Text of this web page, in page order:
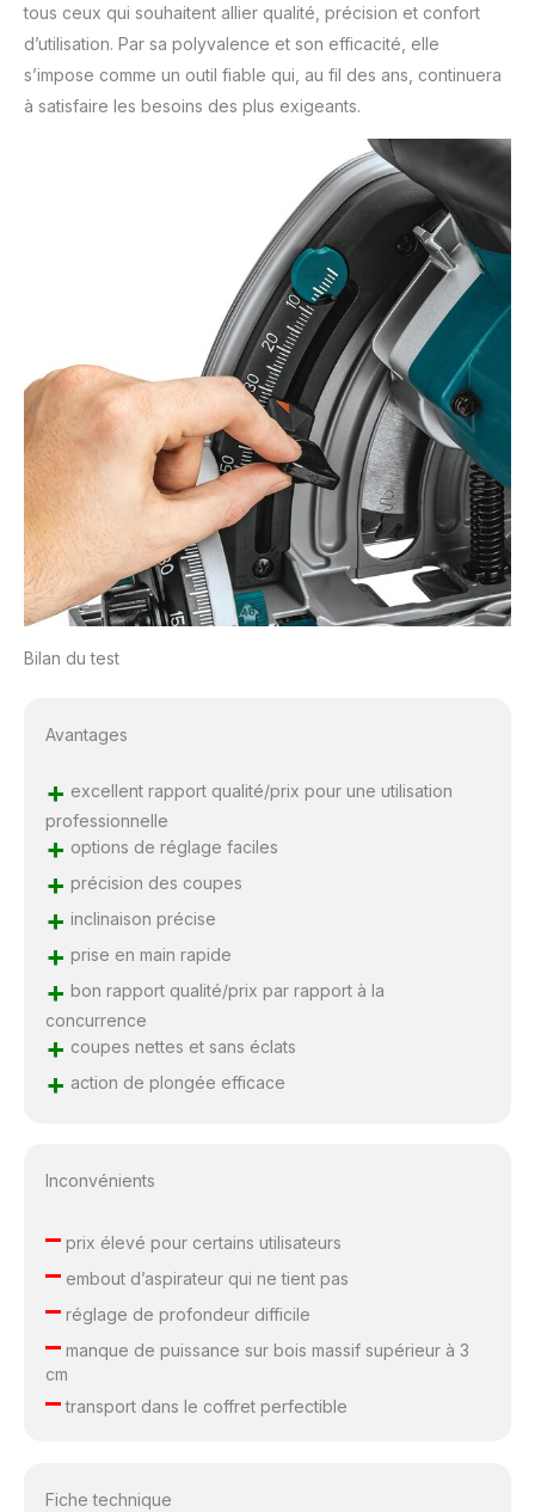
tous ceux qui souhaitent allier qualité, précision et confort
d’utilisation. Par sa polyvalence et son efficacité, elle
s’impose comme un outil fiable qui, au fil des ans, continuera
à satisfaire les besoins des plus exigeants.
Bilan du test
Avantages
+ excellent rapport qualité/prix pour une utilisation
professionnelle
+ options de réglage faciles
+ précision des coupes
+ inclinaison précise
+ prise en main rapide
+ bon rapport qualité/prix par rapport à la
concurrence
+ coupes nettes et sans éclats
+ action de plongée efficace
Inconvénients
–prix élevé pour certains utilisateurs
–embout d’aspirateur qui ne tient pas
–réglage de profondeur difficile
–manque de puissance sur bois massif supérieur à 3
cm
–transport dans le coffret perfectible
Fiche technique